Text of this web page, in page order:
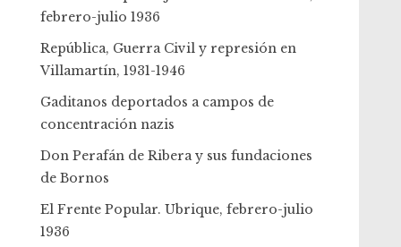
febrero-julio 1936
República, Guerra Civil y represión en
Villamartín, 1931-1946
Gaditanos deportados a campos de
concentración nazis
Don Perafán de Ribera y sus fundaciones
de Bornos
El Frente Popular. Ubrique, febrero-julio
1936